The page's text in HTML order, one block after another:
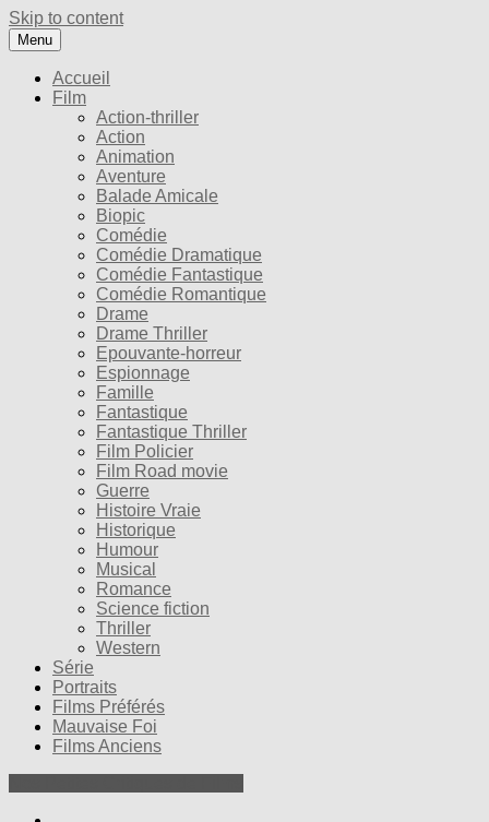
Skip to content
Menu
Accueil
Film
Action-thriller
Action
Animation
Aventure
Balade Amicale
Biopic
Comédie
Comédie Dramatique
Comédie Fantastique
Comédie Romantique
Drame
Drame Thriller
Epouvante-horreur
Espionnage
Famille
Fantastique
Fantastique Thriller
Film Policier
Film Road movie
Guerre
Histoire Vraie
Historique
Humour
Musical
Romance
Science fiction
Thriller
Western
Série
Portraits
Films Préférés
Mauvaise Foi
Films Anciens